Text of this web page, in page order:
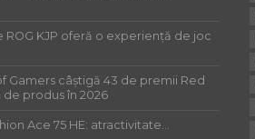
KJP oferă o experiență de joc
Gamers câștigă 43 de premii Red
produs în 2026
Ace 75 HE: atractivitate…